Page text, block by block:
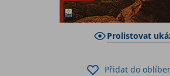
Prolistovat
Přidat do